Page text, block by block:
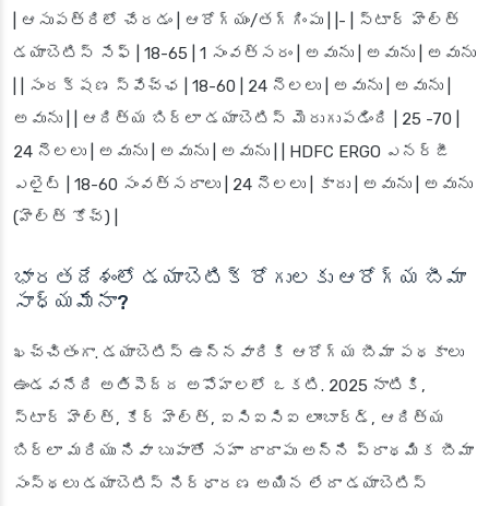
| ఆసుపత్రిలో చేరడం | ఆరోగ్యం/తగ్గింపు | |- | స్టార్ హెల్త్
డయాబెటిస్ సేఫ్ | 18-65 | 1 సంవత్సరం | అవును | అవును | అవును
| | సంరక్షణ స్వేచ్ఛ | 18-60 | 24 నెలలు | అవును | అవును |
అవును | | ఆదిత్య బిర్లా డయాబెటిస్ మెరుగుపడింది | 25 -70 |
24 నెలలు | అవును | అవును | అవును | | HDFC ERGO ఎనర్జీ
ఎలైట్ | 18-60 సంవత్సరాలు | 24 నెలలు | కాదు | అవును | అవును
(హెల్త్ కోచ్) |
భారతదేశంలో డయాబెటిక్ రోగులకు ఆరోగ్య బీమా
సాధ్యమేనా?
ఖచ్చితంగా. డయాబెటిస్ ఉన్నవారికి ఆరోగ్య బీమా పథకాలు
ఉండవనేది అతిపెద్ద అపోహలలో ఒకటి. 2025 నాటికి,
స్టార్ హెల్త్, కేర్ హెల్త్, ఐసిఐసిఐ లాంబార్డ్, ఆదిత్య
బిర్లా మరియు నివా బుపాతో సహా దాదాపు అన్ని ప్రాథమిక బీమా
సంస్థలు డయాబెటిస్ నిర్ధారణ అయిన లేదా డయాబెటిస్